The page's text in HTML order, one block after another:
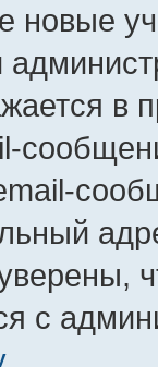
новые
в
с